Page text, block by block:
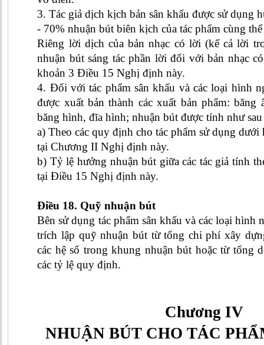
3. Tác giả dịch kịch bản sân khấu được sử dụng
- 70% nhuận bút biên kịch của tác phẩm cùng
Riêng lời dịch của bản nhạc có lời (kể cả lời
nhuận bút sáng tác phần lời đối với bản nhạc
khoản 3 Điều 15 Nghị định này.
4. Đối với tác phẩm sân khấu và các loại hình
được xuất bản thành các xuất bản phẩm: băng
băng hình, đĩa hình; nhuận bút được tính như
a) Theo các quy định cho tác phẩm sử dụng
tại Chương II Nghị định này.
b) Tỷ lệ hưởng nhuận bút giữa các tác giả tính
tại Điều 15 Nghị định này.
Điều 18. Quỹ nhuận bút
Bên sử dụng tác phẩm sân khấu và các loại hình
trích lập quỹ nhuận bút từ tổng chi phí xây
các hệ số trong khung nhuận bút hoặc từ tổng
các tỷ lệ quy định.
Chương IV
NHUẬN BÚT CHO TÁC